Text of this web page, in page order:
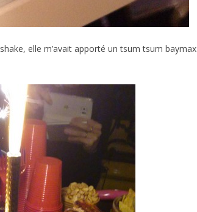
elle m’avait apporté un tsum tsum baymax